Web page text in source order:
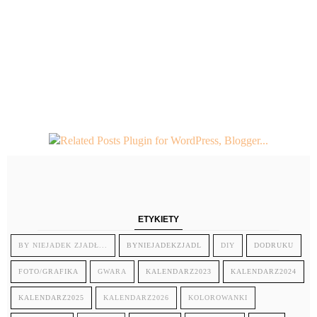
ETYKIETY
BY NIEJADEK ZJADŁ... BYNIEJADEKZJADL DIY DODRUKU
FOTO/GRAFIKA GWARA KALENDARZ2023 KALENDARZ2024
KALENDARZ2025 KALENDARZ2026 KOLOROWANKI